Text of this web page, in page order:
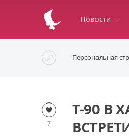
Новости
Персональная
Т-90 В
7